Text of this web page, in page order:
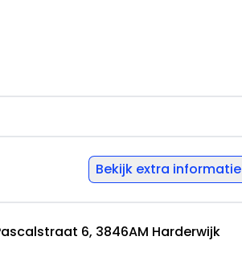
(margeregeling)
Bekijk extra informatie
6, 3846AM Harderwijk